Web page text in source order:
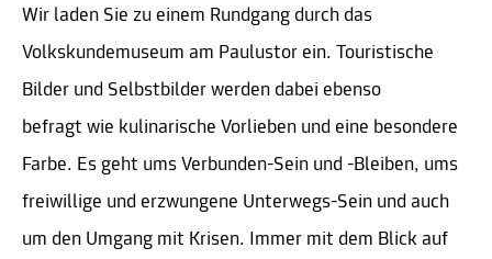
Wir laden Sie zu einem Rundgang durch das
Volkskundemuseum am Paulustor ein. Touristische
Bilder und Selbstbilder werden dabei ebenso
befragt wie kulinarische Vorlieben und eine besondere
Farbe. Es geht ums Verbunden-Sein und -Bleiben, ums
freiwillige und erzwungene Unterwegs-Sein und auch
um den Umgang mit Krisen. Immer mit dem Blick auf